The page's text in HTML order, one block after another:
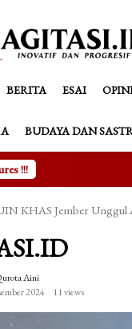
BERITA ESAI
BUDAYA DAN
!!! Kala
KHAS Jember Unggul
Aini
2024
11 views